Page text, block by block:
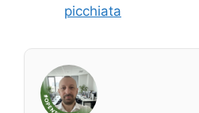
picchiata